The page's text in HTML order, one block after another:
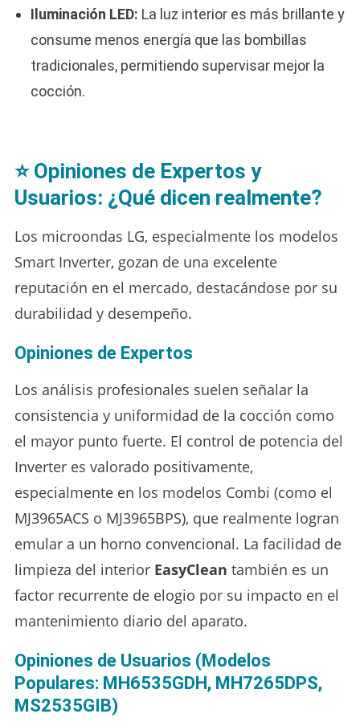
Iluminación LED: La luz interior es más brillante y
consume menos energía que las bombillas
tradicionales, permitiendo supervisar mejor la
cocción.
⭐ Opiniones de Expertos y
Usuarios: ¿Qué dicen realmente?
Los microondas LG, especialmente los modelos
Smart Inverter, gozan de una excelente
reputación en el mercado, destacándose por su
durabilidad y desempeño.
Opiniones de Expertos
Los análisis profesionales suelen señalar la
consistencia y uniformidad de la cocción como
el mayor punto fuerte. El control de potencia del
Inverter es valorado positivamente,
especialmente en los modelos Combi (como el
MJ3965ACS o MJ3965BPS), que realmente logran
emular a un horno convencional. La facilidad de
limpieza del interior EasyClean también es un
factor recurrente de elogio por su impacto en el
mantenimiento diario del aparato.
Opiniones de Usuarios (Modelos
Populares: MH6535GDH, MH7265DPS,
MS2535GIB)